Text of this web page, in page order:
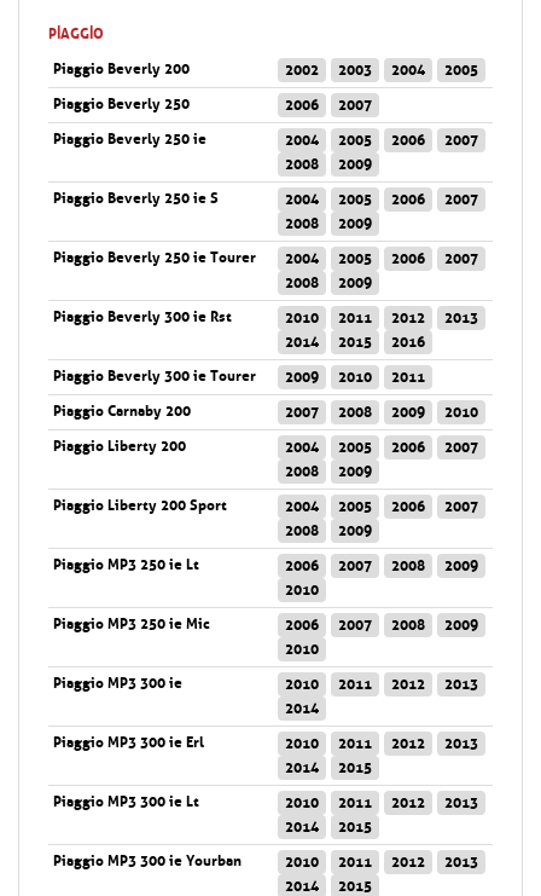
PIAGGIO
Piaggio Beverly 200
2002 2003 2004
2005
Piaggio Beverly 250
2006
2007
Piaggio Beverly 250 ie
2004 2005 2006
2007
2008
2009
Piaggio Beverly 250 ie S
2004 2005 2006
2007
2008
2009
Piaggio Beverly 250 ie Tourer
2004 2005 2006
2007
2008
2009
Piaggio Beverly 300 ie Rst
2010 2011 2012
2013
2014
2015
2016
Piaggio Beverly 300 ie Tourer
2009 2010
2011
Piaggio Carnaby 200
2007 2008 2009
2010
Piaggio Liberty 200
2004 2005 2006
2007
2008
2009
Piaggio Liberty 200 Sport
2004 2005 2006
2007
2008
2009
Piaggio MP3 250 ie Lt
2006 2007 2008
2009
2010
Piaggio MP3 250 ie Mic
2006 2007 2008
2009
2010
Piaggio MP3 300 ie
2010 2011 2012
2013
2014
Piaggio MP3 300 ie Erl
2010 2011 2012
2013
2014
2015
Piaggio MP3 300 ie Lt
2010 2011 2012
2013
2014
2015
Piaggio MP3 300 ie Yourban
2010 2011 2012
2013
2014
2015